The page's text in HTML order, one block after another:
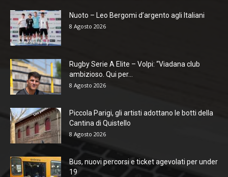
Nuoto – Leo Bergomi d’argento agli Italiani
8 Agosto 2026
Rugby Serie A Elite – Volpi: “Viadana club
ambizioso. Qui per...
8 Agosto 2026
Piccola Parigi, gli artisti adottano le botti della
Cantina di Quistello
8 Agosto 2026
Bus, nuovi percorsi e ticket agevolati per under
19